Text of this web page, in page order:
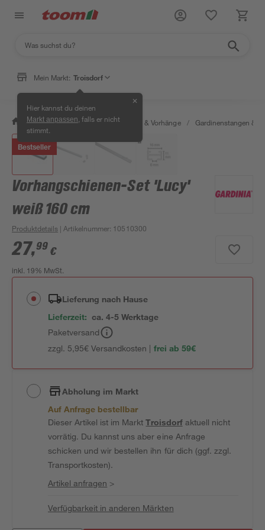
Mein Markt: Troisdorf
Hier kannst du deinen
Markt anpassen , falls er nicht
stimmt.
✕
/ Wohnen & Haushalt / Gardinen & Vorhänge / Gardinenstangen &
Bestseller
Vorhangschienen-Set 'Lucy'
weiß 160 cm
Produktdetails | Artikelnummer: 10510300
27,99 €
inkl. 19% MwSt.
Lieferung nach Hause
Lieferzeit: ca. 4-5 Werktage
Paketversand
zzgl. 5,95€ Versandkosten | frei ab 59€
Abholung im Markt
Auf Anfrage bestellbar
Dieser Artikel ist im MarktTroisdorfaktuell nicht
vorrätig. Du kannst uns aber eine Anfrage
schicken und wir bestellen ihn für dich (ggf. zzgl.
Transportkosten).
Artikel anfragen >
Verfügbarkeit in anderen Märkten